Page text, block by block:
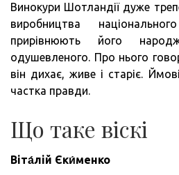
Винокури Шотландії дуже
виробництва
прирівнюють його
одушевленого. Про нього
він дихає, живе і старіє.
частка правди.
Що таке віскі
Віта́лій Єки́менко